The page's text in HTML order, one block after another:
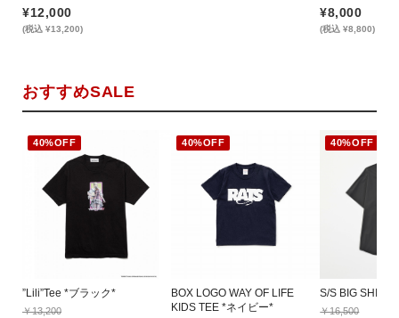
¥12,000
(税込 ¥13,200)
¥8,000
(税込 ¥8,800)
おすすめSALE
40%OFF
”Lili”Tee *ブラック*
￥13,200
40%OFF
BOX LOGO WAY OF LIFE
KIDS TEE *ネイビー*
40%OFF
S/S BIG
￥16,500